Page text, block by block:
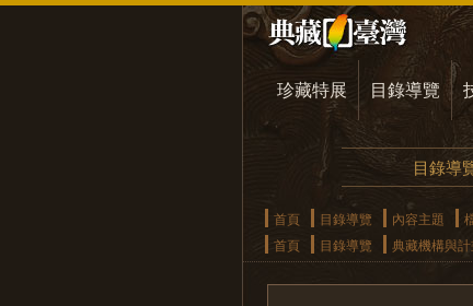
珍藏特展 目錄導覽
目錄導
首頁 目錄導覽 內容主題
首頁
目錄導覽 典藏機構與